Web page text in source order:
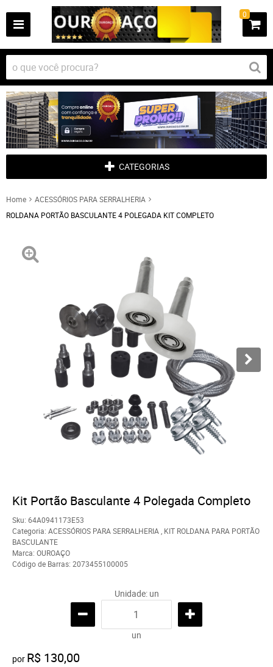
0
CATEGORIAS
Home
ACESSÓRIOS PARA SERRALHERIA
ROLDANA PORTÃO BASCULANTE 4 POLEGADA KIT COMPLETO
Kit Portão Basculante 4 Polegada Completo
Sku: 64A0941173E53
Categoria: ACESSÓRIOS PARA SERRALHERIA
KIT ROLDANA PARA PORTÃO
BASCULANTE
Marca: OUROAÇO
Código de Barras: 2073455100005
Unidade: un
un
por R$ 130,00